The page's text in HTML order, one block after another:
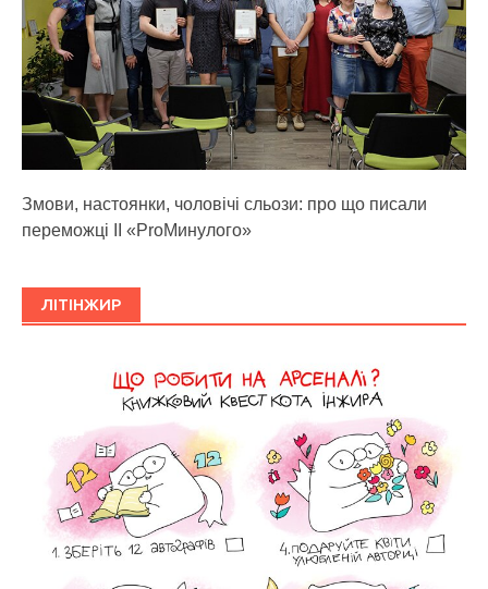
Змови, настоянки, чоловічі сльози: про що писали
переможці ІІ «ProМинулого»
ЛІТІНЖИР